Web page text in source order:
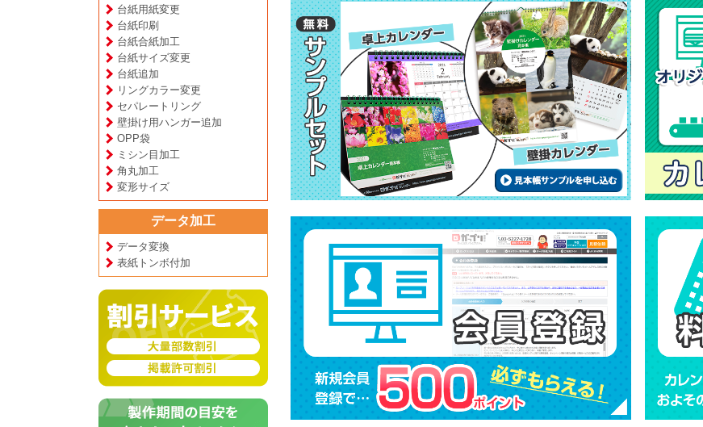
台紙用紙変更
台紙印刷
台紙合紙加工
台紙サイズ変更
台紙追加
リングカラー変更
セパレートリング
壁掛け用ハンガー追加
OPP袋
ミシン目加工
角丸加工
変形サイズ
データ加工
データ変換
表紙トンボ付加